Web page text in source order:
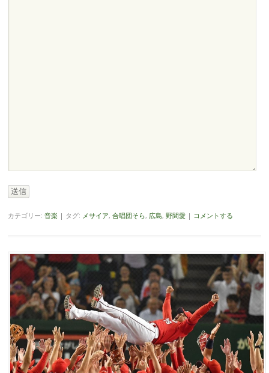
送信
カテゴリー: 音楽 | タグ: メサイア, 合唱団そら, 広島, 野間愛 | コメントする